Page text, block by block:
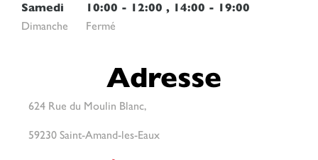
Samedi
10:00 - 12:00 , 14:00 - 19:00
Dimanche
Fermé
Adresse
624 Rue du Moulin Blanc,
59230 Saint-Amand-les-Eaux